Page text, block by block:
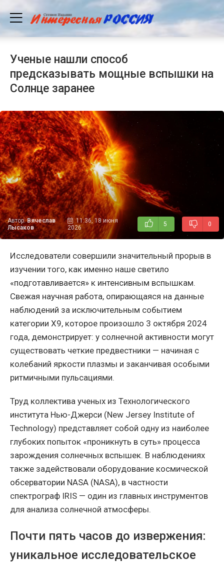
Ученые нашли способ
предсказывать мощные вспышки на
Солнце заранее
Автор:Вячеслав
Лысаков
11:36, 18 июня
2026
5 0
Исследователи совершили значительный прорыв в
изучении того, как именно наше светило
«подготавливается» к интенсивным вспышкам.
Свежая научная работа, опирающаяся на данные
наблюдений за исключительным событием
категории X9, которое произошло 3 октября 2024
года, демонстрирует: у солнечной активности могут
существовать четкие предвестники — начиная с
колебаний яркости плазмы и заканчивая особыми
ритмичными пульсациями.
Труд коллектива ученых из Технологического
института Нью-Джерси (New Jersey Institute of
Technology) представляет собой одну из наиболее
глубоких попыток «проникнуть в суть» процесса
зарождения солнечных вспышек. В наблюдениях
также задействовали оборудование космической
обсерватории NASA (NASA), в частности
спектрограф IRIS — один из главных инструментов
для анализа солнечной атмосферы.
Почти пять часов до извержения:
уникальное исследовательское